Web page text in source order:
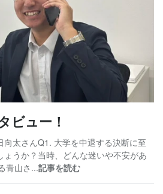
ビュー！
太さんQ1. 大学を中退する決断に至
ょうか？当時、どんな迷いや不安があ
青山さ...記事を読む